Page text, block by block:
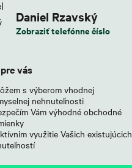
Daniel Rzavský
Zobraziť telefónne číslo
vás
s výberom vhodnej
nehnuteľnosti
Vám výhodné obchodné
využitie Vašich existujúcich